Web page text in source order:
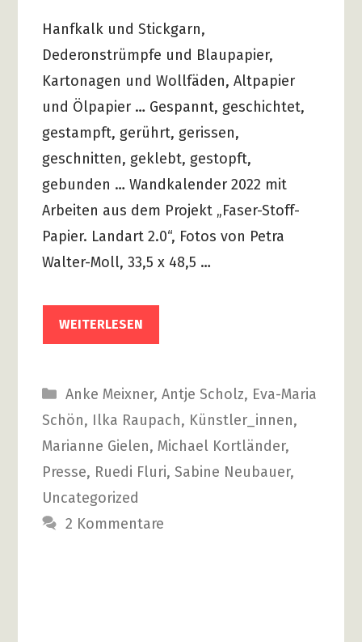
Hanfkalk und Stickgarn,
Dederonstrümpfe und Blaupapier,
Kartonagen und Wollfäden, Altpapier
und Ölpapier … Gespannt, geschichtet,
gestampft, gerührt, gerissen,
geschnitten, geklebt, gestopft,
gebunden … Wandkalender 2022 mit
Arbeiten aus dem Projekt „Faser-Stoff-
Papier. Landart 2.0“, Fotos von Petra
Walter-Moll, 33,5 x 48,5 …
WEITERLESEN
Kategorien
Anke Meixner,Antje Scholz, Eva-Maria
Schön, Ilka Raupach, Künstler_innen,
Marianne Gielen,Michael Kortländer,
Presse, Ruedi Fluri,Sabine Neubauer,
Uncategorized
2 Kommentare